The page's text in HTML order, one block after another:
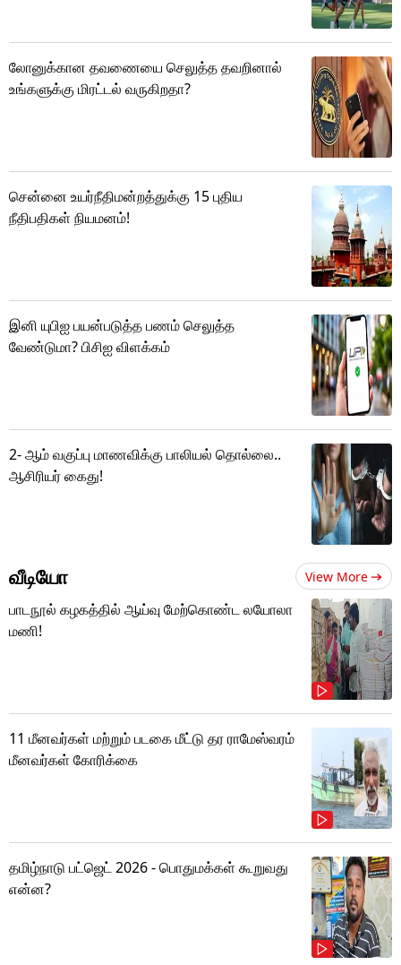
லோனுக்கான தவணையை செலுத்த தவறினால்
உங்களுக்கு மிரட்டல் வருகிறதா?
சென்னை உயர்நீதிமன்றத்துக்கு 15 புதிய
நீதிபதிகள் நியமனம்!
இனி யுபிஐ பயன்படுத்த பணம் செலுத்த
வேண்டுமா? பிசிஐ விளக்கம்
2- ஆம் வகுப்பு மாணவிக்கு பாலியல் தொல்லை..
ஆசிரியர் கைது!
வீடியோ View More
பாடநூல் கழகத்தில் ஆய்வு மேற்கொண்ட லயோலா
மணி!
11 மீனவர்கள் மற்றும் படகை மீட்டு தர ராமேஸ்வரம்
மீனவர்கள் கோரிக்கை
தமிழ்நாடு பட்ஜெட் 2026 - பொதுமக்கள் கூறுவது
என்ன?